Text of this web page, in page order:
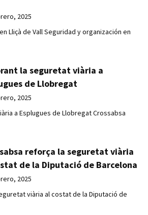
2025
Lliçà de Vall Seguridad y organización en
la seguretat viària a
de Llobregat
2025
a Esplugues de Llobregat Crossabsa
reforça la seguretat viària
de la Diputació de Barcelona
2025
viària al costat de la Diputació de